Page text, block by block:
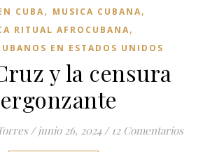
CUBA, MUSICA CUBANA,
RITUAL AFROCUBANA,
EN ESTADOS UNIDOS
y la censura
/ junio 26, 2024 / 12 Comentarios